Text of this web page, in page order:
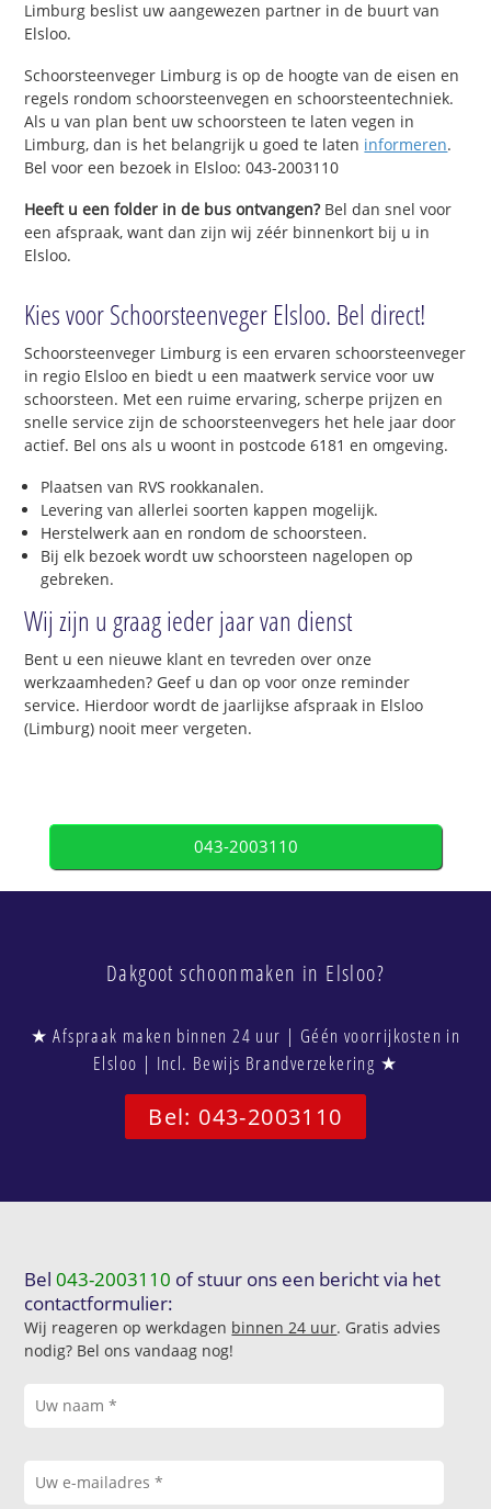
Limburg beslist uw aangewezen partner in de buurt van
Elsloo.
Schoorsteenveger Limburg is op de hoogte van de eisen en
regels rondom schoorsteenvegen en schoorsteentechniek.
Als u van plan bent uw schoorsteen te laten vegen in
Limburg, dan is het belangrijk u goed te laten informeren.
Bel voor een bezoek in Elsloo: 043-2003110
Heeft u een folder in de bus ontvangen?Bel dan snel voor
een afspraak, want dan zijn wij zéér binnenkort bij u in
Elsloo.
Kies voor Schoorsteenveger Elsloo. Bel direct!
Schoorsteenveger Limburg is een ervaren schoorsteenveger
in regio Elsloo en biedt u een maatwerk service voor uw
schoorsteen. Met een ruime ervaring, scherpe prijzen en
snelle service zijn de schoorsteenvegers het hele jaar door
actief. Bel ons als u woont in postcode 6181 en omgeving.
Plaatsen van RVS rookkanalen.
Levering van allerlei soorten kappen mogelijk.
Herstelwerk aan en rondom de schoorsteen.
Bij elk bezoek wordt uw schoorsteen nagelopen op
gebreken.
Wij zijn u graag ieder jaar van dienst
Bent u een nieuwe klant en tevreden over onze
werkzaamheden? Geef u dan op voor onze reminder
service. Hierdoor wordt de jaarlijkse afspraak in Elsloo
(Limburg) nooit meer vergeten.
043-2003110
Dakgoot schoonmaken in Elsloo?
★ Afspraak maken binnen 24 uur | Géén voorrijkosten in
Elsloo | Incl. Bewijs Brandverzekering ★
Bel: 043-2003110
Bel043-2003110 of stuur ons een bericht via het
contactformulier:
Wij reageren op werkdagen binnen 24 uur. Gratis advies
nodig? Bel ons vandaag nog!